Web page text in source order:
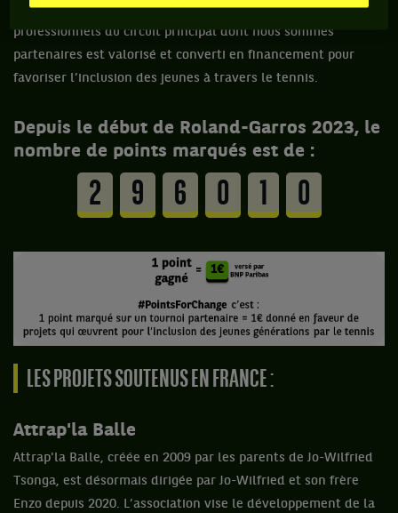
Chaque point marqué sur chaque match simple des tournois
professionnels du circuit principal dont nous sommes
partenaires est valorisé et converti en financement pour
favoriser l’inclusion des jeunes à travers le tennis.
Depuis le début de Roland-Garros 2023, le
nombre de points marqués est de :
2 9 6 0 1 0
LES PROJETS SOUTENUS EN FRANCE :
Attrap'la Balle
Attrap'la Balle, créée en 2009 par les parents de Jo-Wilfried
Tsonga, est désormais dirigée par Jo-Wilfried et son frère
Enzo depuis 2020. L’association vise le développement de la